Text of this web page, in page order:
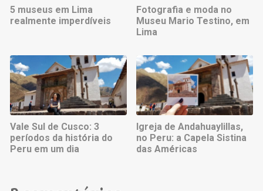
5 museus em Lima
realmente imperdíveis
Fotografia e moda no
Museu Mario Testino, em
Lima
Vale Sul de Cusco: 3
períodos da história do
Peru em um dia
Igreja de Andahuaylillas,
no Peru: a Capela Sistina
das Américas